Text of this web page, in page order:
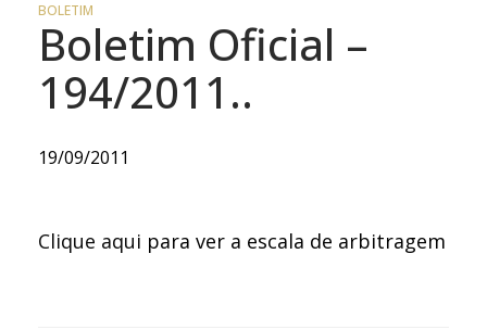
BOLETIM
Boletim Oficial –
194/2011..
19/09/2011
Clique aqui para ver a escala de arbitragem